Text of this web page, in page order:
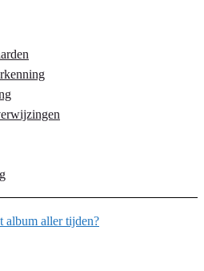
album aller tijden?